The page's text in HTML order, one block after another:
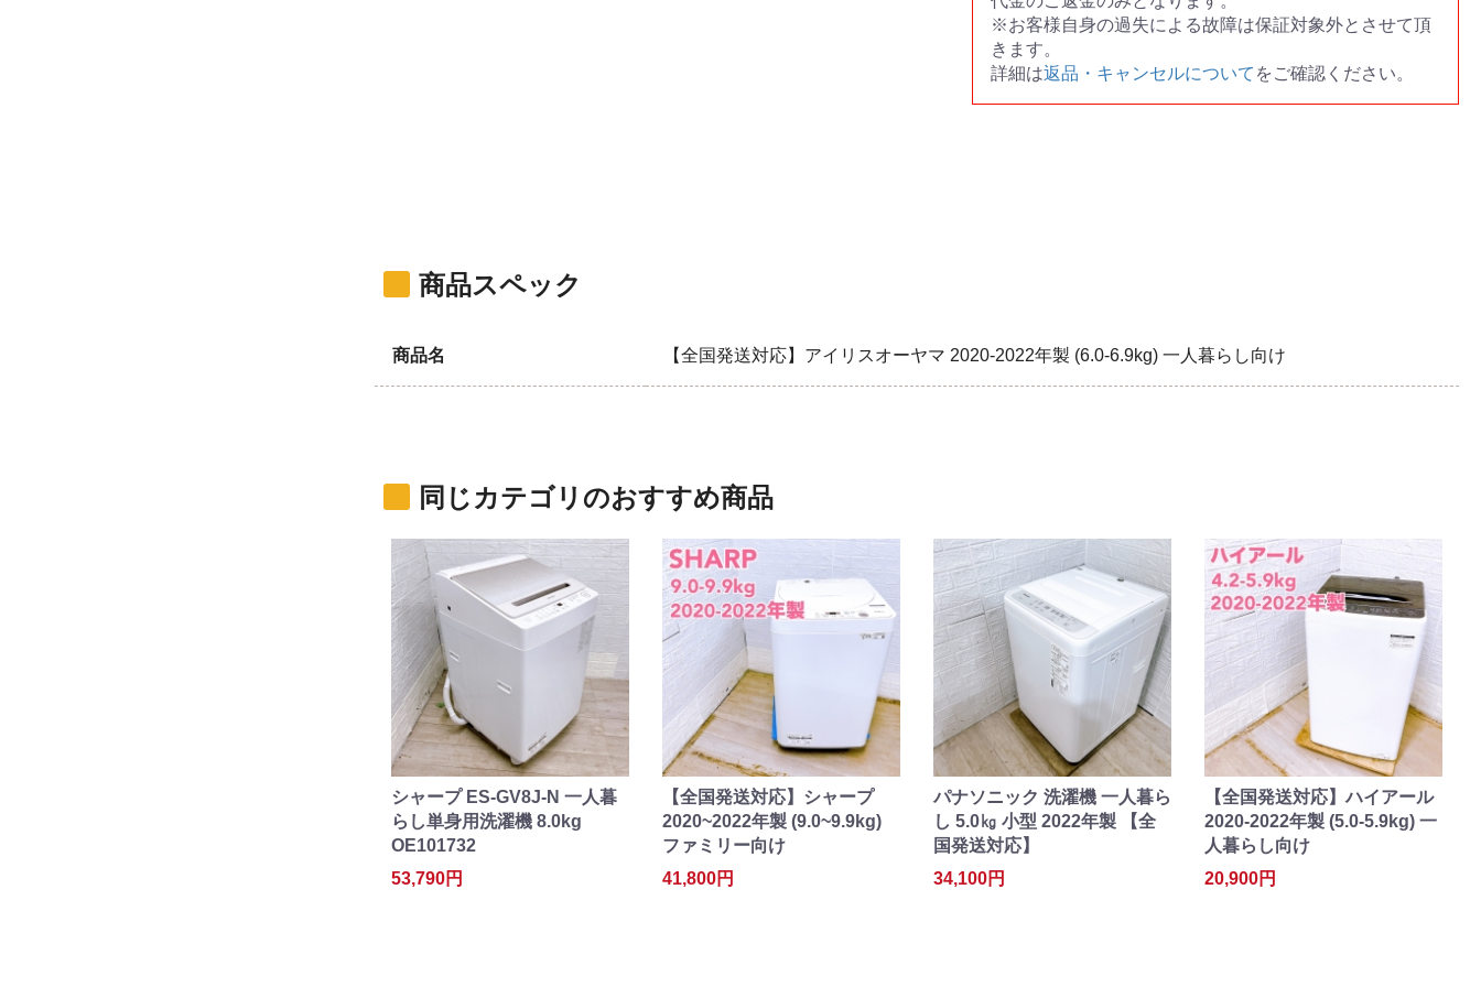
※お客様自身の過失による故障は保証対象外とさせて頂
きます。
詳細は返品・キャンセルについて をご確認ください。
商品スペック
商品名 【全国発送対応】アイリスオーヤマ 2020-2022年製 (6.0-6.9kg) 一人暮らし向け
同じカテゴリのおすすめ商品
シャープ ES-GV8J-N 一人暮
らし単身用洗濯機 8.0kg
OE101732
53,790円
【全国発送対応】シャープ
2020~2022年製 (9.0~9.9kg)
ファミリー向け
41,800円
パナソニック 洗濯機 一人暮ら
し 5.0㎏ 小型 2022年製 【全
国発送対応】
34,100円
【全国発送対応】ハイアール
2020-2022年製 (5.0-5.9kg) 一
人暮らし向け
20,900円